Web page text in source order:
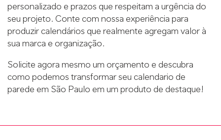
personalizado e prazos que respeitam a urgência do
seu projeto. Conte com nossa experiência para
produzir calendários que realmente agregam valor à
sua marca e organização.
Solicite agora mesmo um orçamento e descubra
como podemos transformar seu calendario de
parede em São Paulo em um produto de destaque!